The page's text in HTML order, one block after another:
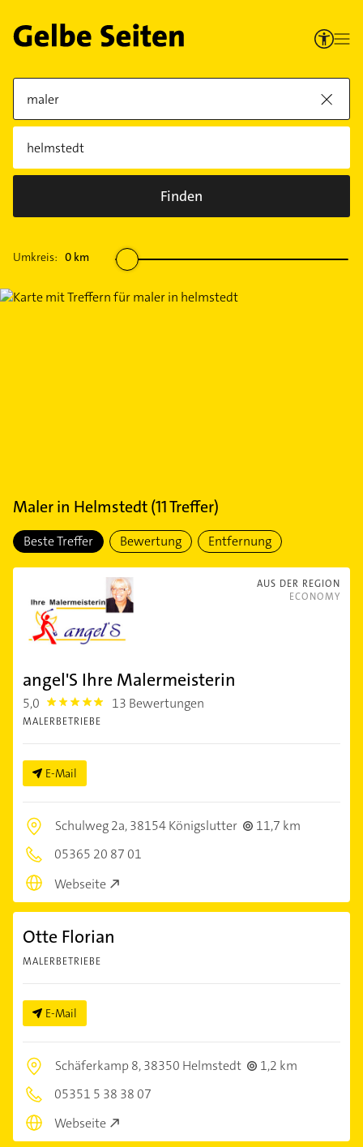
Finden
Umkreis: 0 km
Malerin Helmstedt(11Treffer)
Beste Treffer Bewertung Entfernung
AUS DER REGION
ECONOMY
angel'S Ihre Malermeisterin
5,0 5.0 13 Bewertungen
MALERBETRIEBE
E-Mail
Schulweg 2a,38154 Königslutter
11,7 km
05365 20 87 01
Webseite
Otte Florian
MALERBETRIEBE
E-Mail
Schäferkamp 8,38350 Helmstedt
1,2 km
05351 5 38 38 07
Webseite